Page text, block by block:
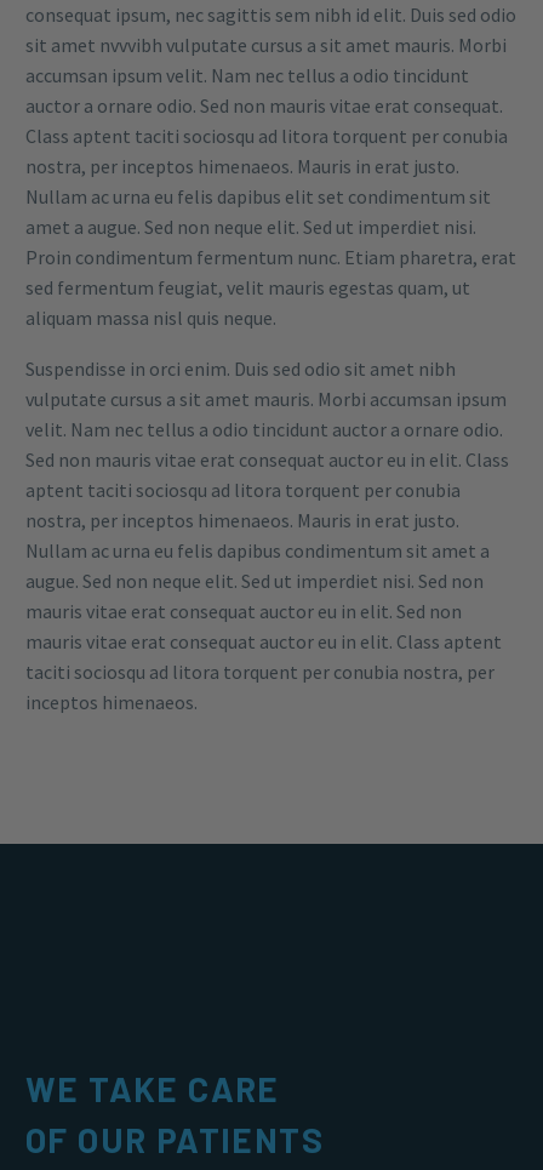
consequat ipsum, nec sagittis sem nibh id elit. Duis sed odio
sit amet nvvvibh vulputate cursus a sit amet mauris. Morbi
accumsan ipsum velit. Nam nec tellus a odio tincidunt
auctor a ornare odio. Sed non mauris vitae erat consequat.
Class aptent taciti sociosqu ad litora torquent per conubia
nostra, per inceptos himenaeos. Mauris in erat justo.
Nullam ac urna eu felis dapibus elit set condimentum sit
amet a augue. Sed non neque elit. Sed ut imperdiet nisi.
Proin condimentum fermentum nunc. Etiam pharetra, erat
sed fermentum feugiat, velit mauris egestas quam, ut
aliquam massa nisl quis neque.
Suspendisse in orci enim. Duis sed odio sit amet nibh
vulputate cursus a sit amet mauris. Morbi accumsan ipsum
velit. Nam nec tellus a odio tincidunt auctor a ornare odio.
Sed non mauris vitae erat consequat auctor eu in elit. Class
aptent taciti sociosqu ad litora torquent per conubia
nostra, per inceptos himenaeos. Mauris in erat justo.
Nullam ac urna eu felis dapibus condimentum sit amet a
augue. Sed non neque elit. Sed ut imperdiet nisi. Sed non
mauris vitae erat consequat auctor eu in elit. Sed non
mauris vitae erat consequat auctor eu in elit. Class aptent
taciti sociosqu ad litora torquent per conubia nostra, per
inceptos himenaeos.
WE TAKE CARE
OF OUR PATIENTS